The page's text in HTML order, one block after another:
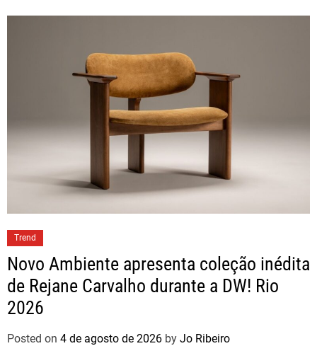
Trend
Novo Ambiente apresenta coleção inédita
de Rejane Carvalho durante a DW! Rio
2026
Posted on 4 de agosto de 2026 by Jo Ribeiro